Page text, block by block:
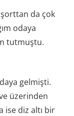
şorttan da çok
odaya
tutmuştu.
gelmişti.
üzerinden
ise diz altı bir